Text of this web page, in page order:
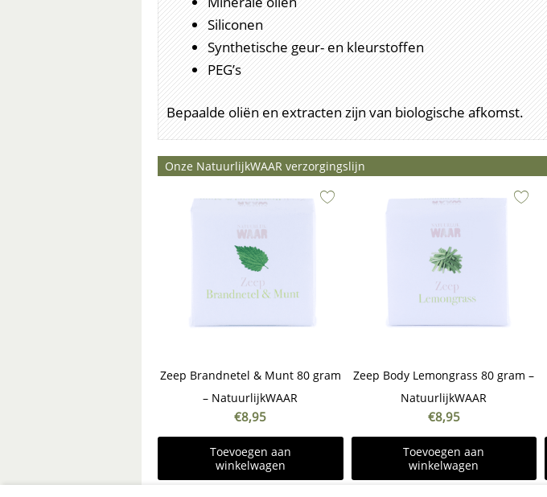
Siliconen
Synthetische geur- en kleurstoffen
PEG’s
Bepaalde oliën en extracten zijn van biologische afkomst.
Onze NatuurlijkWAAR verzorgingslijn
Zeep Brandnetel & Munt 80 gram
– NatuurlijkWAAR
€8,95
Toevoegen aan
winkelwagen
Zeep Body Lemongrass 80 gram –
NatuurlijkWAAR
€8,95
Toevoegen aan
winkelwagen